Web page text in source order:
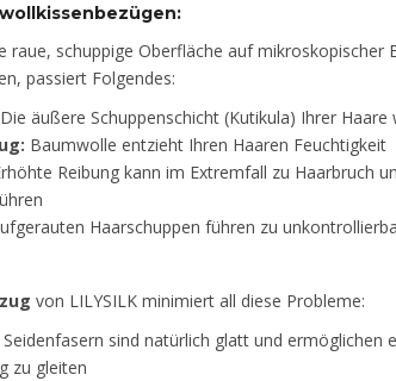
raue, schuppige Oberfläche auf mikroskopischer
passiert Folgendes:
Die äußere Schuppenschicht (Kutikula) Ihrer
Baumwolle entzieht Ihren Haaren Feuchtigkeit
Reibung kann im Extremfall zu Haarbruch
Haarschuppen führen zu
von LILYSILK minimiert all diese Probleme:
Seidenfasern sind natürlich glatt und ermöglichen
zu gleiten